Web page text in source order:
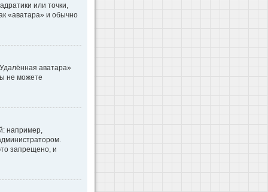
или точки,
«аватара» и обычно
аватара»
не можете
например,
запрещено, и